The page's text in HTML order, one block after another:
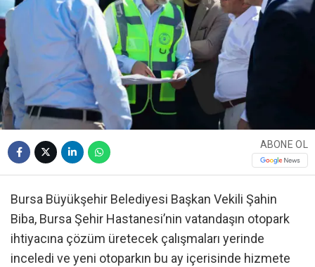
ABONE OL
Bursa Büyükşehir Belediyesi Başkan Vekili Şahin
Biba, Bursa Şehir Hastanesi’nin vatandaşın otopark
ihtiyacına çözüm üretecek çalışmaları yerinde
inceledi ve yeni otoparkın bu ay içerisinde hizmete